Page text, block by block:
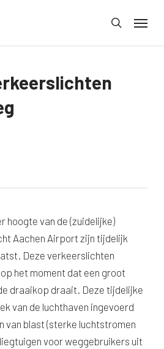
search
Menu
hoogte van de (zuidelijke)
Aachen Airport zijn tijdelijk
Deze verkeerslichten
het moment dat een groot
draaikop draait. Deze tijdelijke
van de luchthaven ingevoerd
van blast (sterke luchtstromen
voor weggebruikers uit